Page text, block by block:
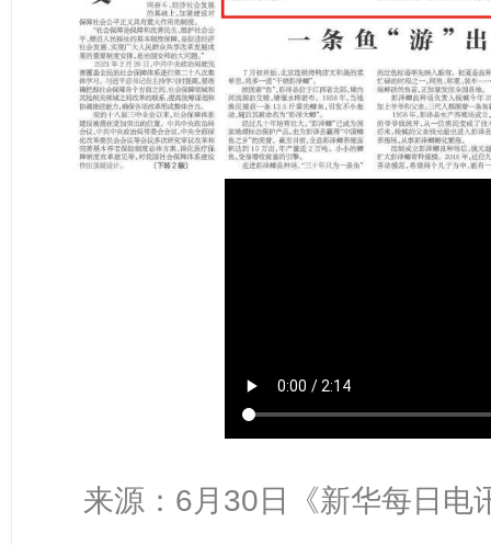
来源：6月30日《新华每日电